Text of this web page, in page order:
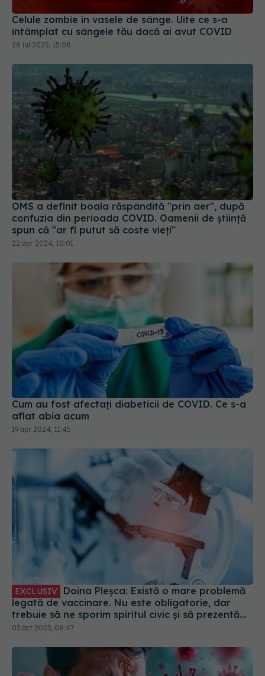
OMS a definit boala răspândită "prin aer", după
confuzia din perioada COVID. Oamenii de știință
spun că "ar fi putut să coste vieți"
22 apr 2024, 10:01
Cum au fost afectați diabeticii de COVID. Ce s-a
aflat abia acum
19 apr 2024, 11:45
EXCLUSIV
legată de vaccinare. Nu este obligatorie, dar
trebuie să ne sporim spiritul civic și să prezentăm
corect minusurile și plusurile fiecărui vaccin
03 oct 2023, 08:47